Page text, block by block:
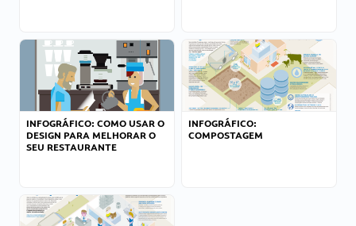
INFOGRÁFICO: COMO USAR O
DESIGN PARA MELHORAR O
SEU RESTAURANTE
INFOGRÁFICO:
COMPOSTAGEM